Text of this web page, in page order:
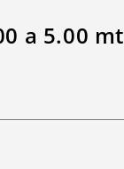
a 5.00 mt